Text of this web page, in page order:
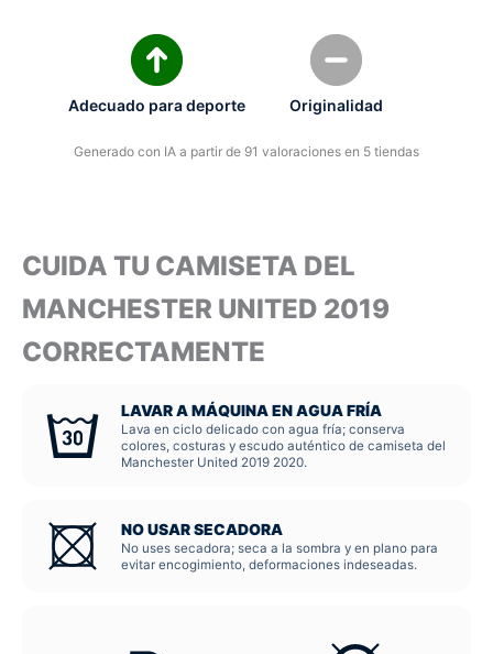
Adecuado para deporte Originalidad
Generado con IA a partir de 91 valoraciones en 5 tiendas
CUIDA TU CAMISETA DEL
MANCHESTER UNITED 2019
CORRECTAMENTE
LAVAR A MÁQUINA EN AGUA FRÍA
Lava en ciclo delicado con agua fría; conserva
colores, costuras y escudo auténtico de camiseta del
Manchester United 2019 2020.
NO USAR SECADORA
No uses secadora; seca a la sombra y en plano para
evitar encogimiento, deformaciones indeseadas.